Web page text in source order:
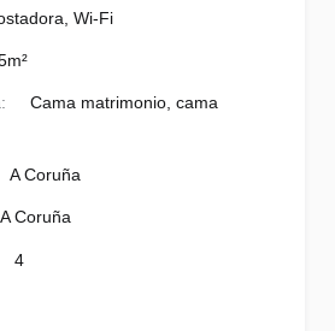
Wi-Fi
Cama matrimonio, cama
A Coruña
A Coruña
4